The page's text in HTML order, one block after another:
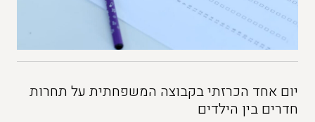
יום אחד הכרזתי בקבוצה המשפחתית על תחרות
חדרים בין הילדים